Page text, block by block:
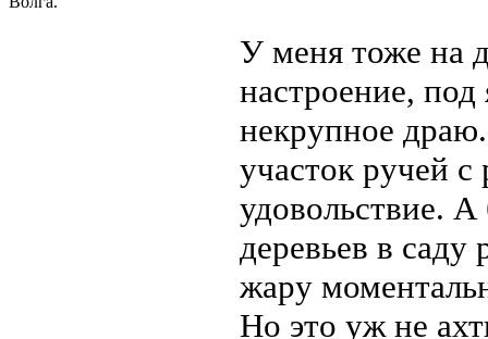
У меня тоже на
настроение, под
некрупное
участок ручей
удовольствие. А
деревьев в
жару
Но это уж не